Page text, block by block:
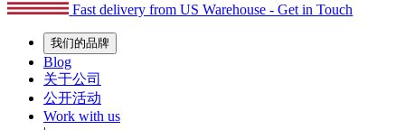
Fast delivery from US Warehouse - Get in Touch
我们的品牌
Blog
关于公司
公开活动
Work with us